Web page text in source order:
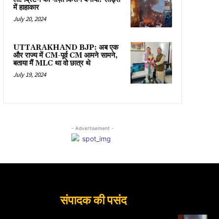
में हाहाकार
July 20, 2024
UTTARAKHAND BJP: अब एक
और राज्य में CM-पूर्व CM आमने सामने,
बताया मैं MLC था वो छात्र थे
July 19, 2024
- Advertisement -
संपादक की पसंद